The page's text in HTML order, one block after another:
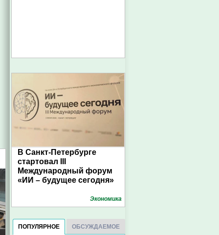
В Санкт-Петербурге
стартовал III
Международный форум
«ИИ – будущее сегодня»
Экономика
ПОПУЛЯРНОЕ ОБСУЖДАЕМОЕ